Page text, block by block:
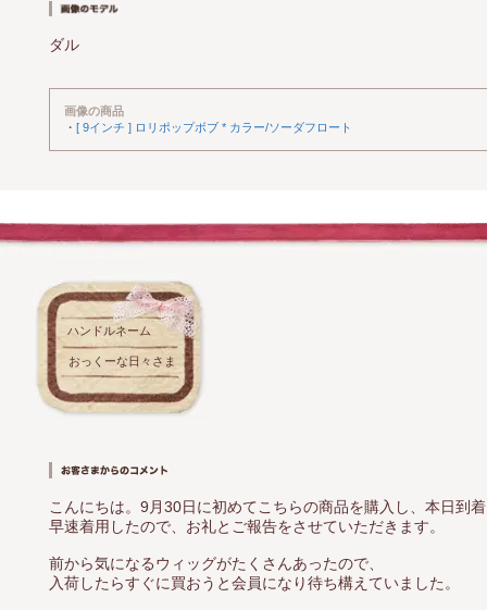
ダル
画像の商品
・ [ 9インチ ] ロリポップボブ * カラー/ソーダフロート
ハンドルネーム
おっくーな日々さま
こんにちは。9月30日に初めてこちらの商品を購入し、本日到
早速着用したので、お礼とご報告をさせていただきます。
前から気になるウィッグがたくさんあったので、
入荷したらすぐに買おうと会員になり待ち構えていました。